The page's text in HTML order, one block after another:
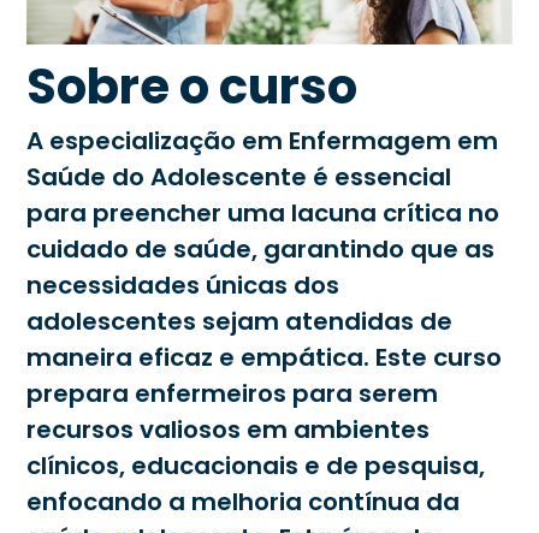
Sobre o curso
A especialização em Enfermagem em
Saúde do Adolescente é essencial
para preencher uma lacuna crítica no
cuidado de saúde, garantindo que as
necessidades únicas dos
adolescentes sejam atendidas de
maneira eficaz e empática. Este curso
prepara enfermeiros para serem
recursos valiosos em ambientes
clínicos, educacionais e de pesquisa,
enfocando a melhoria contínua da